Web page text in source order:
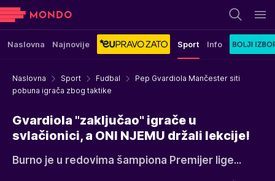
Naslovna Najnovije Sport Info
Naslovna Sport Fudbal
Pep Gvardiola Mančester siti
pobuna igrača zbog taktike
Gvardiola "zaključao" igrače u
svlačionici, a ONI NJEMU držali lekcije!
Burno je u redovima šampiona Premijer lige...